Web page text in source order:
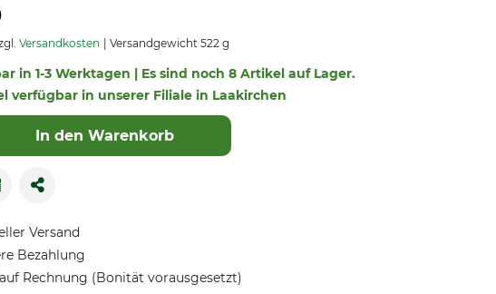
Versandkosten Versandgewicht 522 g
in 1-3 Werktagen | Es sind noch 8 Artikel auf Lager.
verfügbar in unserer Filiale in Laakirchen
In den Warenkorb
Versand
Bezahlung
Rechnung (Bonität vorausgesetzt)